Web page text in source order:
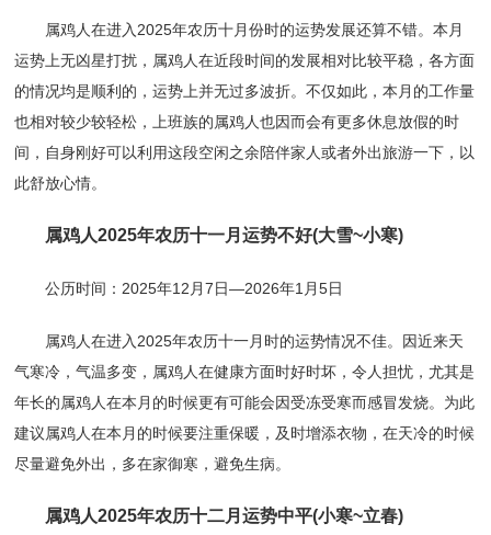
属鸡人在进入2025年农历十月份时的运势发展还算不错。本月
运势上无凶星打扰，属鸡人在近段时间的发展相对比较平稳，各方面
的情况均是顺利的，运势上并无过多波折。不仅如此，本月的工作量
也相对较少较轻松，上班族的属鸡人也因而会有更多休息放假的时
间，自身刚好可以利用这段空闲之余陪伴家人或者外出旅游一下，以
此舒放心情。
属鸡人2025年农历十一月运势不好(大雪~小寒)
公历时间：2025年12月7日—2026年1月5日
属鸡人在进入2025年农历十一月时的运势情况不佳。因近来天
气寒冷，气温多变，属鸡人在健康方面时好时坏，令人担忧，尤其是
年长的属鸡人在本月的时候更有可能会因受冻受寒而感冒发烧。为此
建议属鸡人在本月的时候要注重保暖，及时增添衣物，在天冷的时候
尽量避免外出，多在家御寒，避免生病。
属鸡人2025年农历十二月运势中平(小寒~立春)